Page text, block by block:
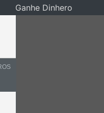
Ganhe Dinhero